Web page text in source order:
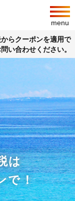
menu
らクーポンを適用で
い合わせください。
は
で！